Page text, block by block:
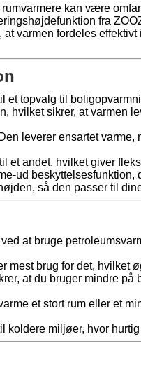
kan være
fra
varmen fordeles effektivt
et topvalg til
hvilket sikrer, at varmen
leverer ensartet varme,
et andet, hvilket giver
ud beskyttelsesfunktion,
så den passer til
at bruge
mest brug for det, hvilket
at du bruger mindre på
et stort rum eller et
koldere miljøer, hvor